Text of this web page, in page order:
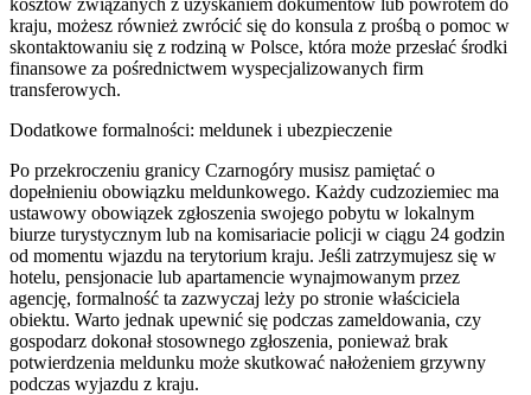
kraju, możesz również zwrócić się do konsula z prośbą o pomoc w
skontaktowaniu się z rodziną w Polsce, która może przesłać środki
finansowe za pośrednictwem wyspecjalizowanych firm
transferowych.
Dodatkowe formalności: meldunek i ubezpieczenie
Po przekroczeniu granicy Czarnogóry musisz pamiętać o
dopełnieniu obowiązku meldunkowego. Każdy cudzoziemiec ma
ustawowy obowiązek zgłoszenia swojego pobytu w lokalnym
biurze turystycznym lub na komisariacie policji w ciągu 24 godzin
od momentu wjazdu na terytorium kraju. Jeśli zatrzymujesz się w
hotelu, pensjonacie lub apartamencie wynajmowanym przez
agencję, formalność ta zazwyczaj leży po stronie właściciela
obiektu. Warto jednak upewnić się podczas zameldowania, czy
gospodarz dokonał stosownego zgłoszenia, ponieważ brak
potwierdzenia meldunku może skutkować nałożeniem grzywny
podczas wyjazdu z kraju.